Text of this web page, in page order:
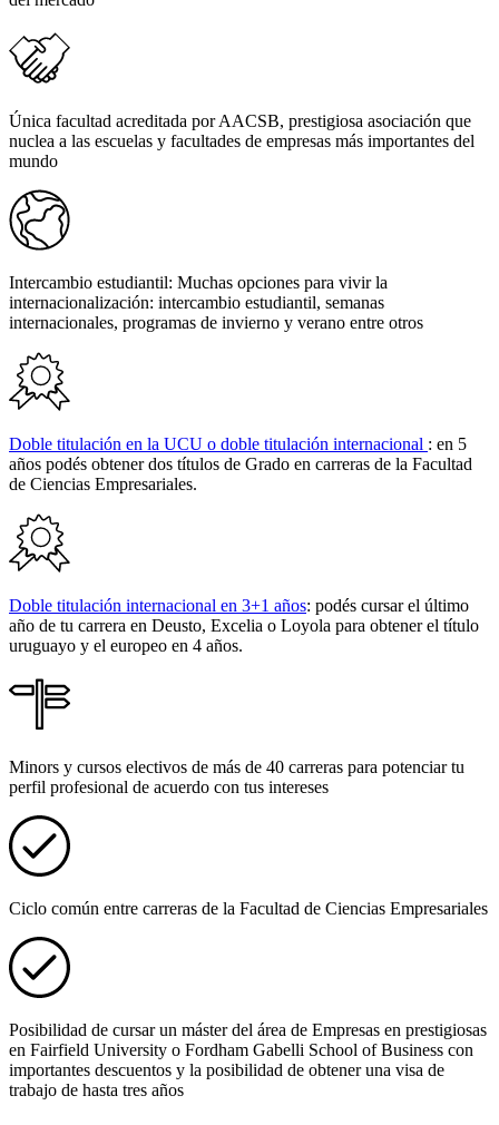
Única facultad acreditada por AACSB, prestigiosa asociación que
nuclea a las escuelas y facultades de empresas más importantes del
mundo
Intercambio estudiantil: Muchas opciones para vivir la
internacionalización: intercambio estudiantil, semanas
internacionales, programas de invierno y verano entre otros
Doble titulación en la UCU o doble titulación internacional : en 5
años podés obtener dos títulos de Grado en carreras de la Facultad
de Ciencias Empresariales.
Doble titulación internacional en 3+1 años: podés cursar el último
año de tu carrera en Deusto, Excelia o Loyola para obtener el título
uruguayo y el europeo en 4 años.
Minors y cursos electivos de más de 40 carreras para potenciar tu
perfil profesional de acuerdo con tus intereses
Ciclo común entre carreras de la Facultad de Ciencias Empresariales
Posibilidad de cursar un máster del área de Empresas en prestigiosas
en Fairfield University o Fordham Gabelli School of Business con
importantes descuentos y la posibilidad de obtener una visa de
trabajo de hasta tres años